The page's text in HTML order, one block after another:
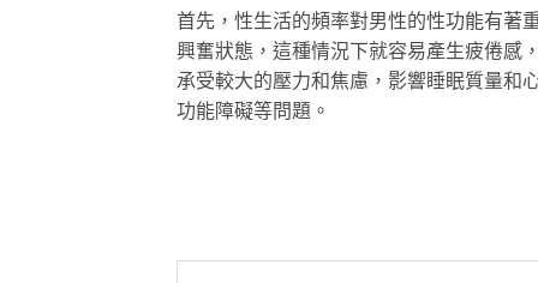
首先，性生活的頻率對男性的性功能有著
興奮狀態，這種情況下就容易產生疲倦感
承受較大的壓力和焦慮，影響睡眠質量和
功能障礙等問題。